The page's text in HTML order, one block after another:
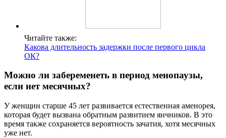
Читайте также:
Какова длительность задержки после первого цикла
ОК?
Можно ли забеременеть в период менопаузы,
если нет месячных?
У женщин старше 45 лет развивается естественная аменорея,
которая будет вызвана обратным развитием яичников. В это
время также сохраняется вероятность зачатия, хотя месячных
уже нет.